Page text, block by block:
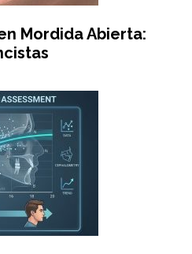
Mordida Abierta: